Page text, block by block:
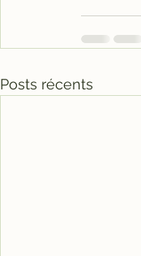
Posts récents